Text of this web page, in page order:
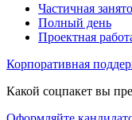
Частичная
Полный день
Проектная
Корпоративная
Какой соцпакет вы